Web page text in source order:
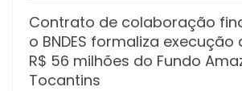
Contrato de colaboração
o BNDES formaliza
R$ 56 milhões do Fundo
Tocantins